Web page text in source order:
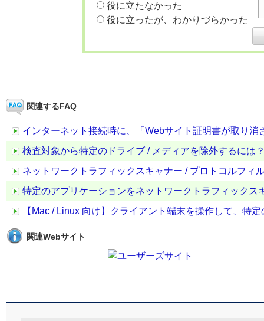
役に立たなかった
役に立ったが、わかりづらかった
関連するFAQ
インターネット接続時に、「Webサイト証明書が取り
検査対象から特定のドライブ / メディアを除外するには
ネットワークトラフィックスキャナー / プロトコルフィ
特定のアプリケーションをネットワークトラフィック
【Mac / Linux 向け】クライアント端末を操作して、特
関連Webサイト